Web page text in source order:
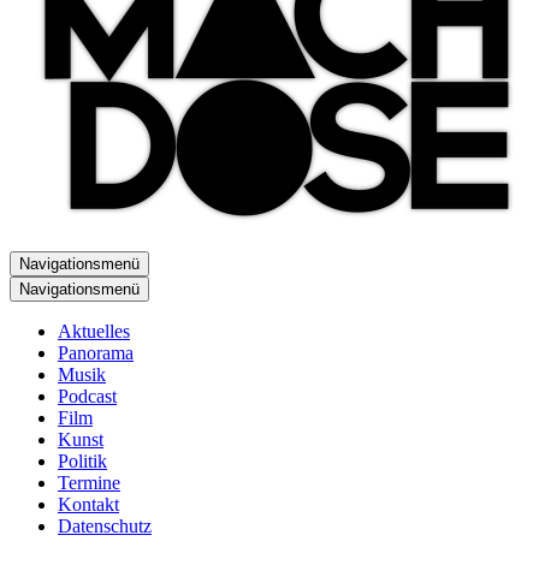
Navigationsmenü
Navigationsmenü
Aktuelles
Panorama
Musik
Podcast
Film
Kunst
Politik
Termine
Kontakt
Datenschutz